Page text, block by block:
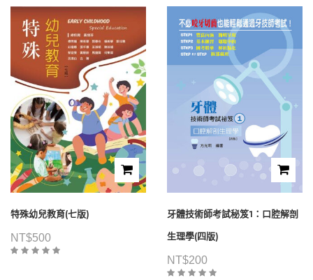
特殊幼兒教育(七版)
NT$500
牙體技術師考試秘笈1：口腔解剖
生理學(四版)
NT$200